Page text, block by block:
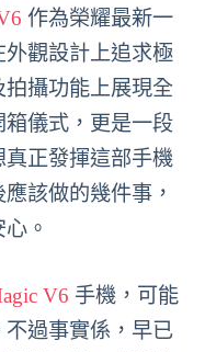
作為榮耀最新一
觀設計上追求極
攝功能上展現全
儀式，更是一段
正發揮這部手機
該做的幾件事，
。
V6 手機，可能
過事實係，早已